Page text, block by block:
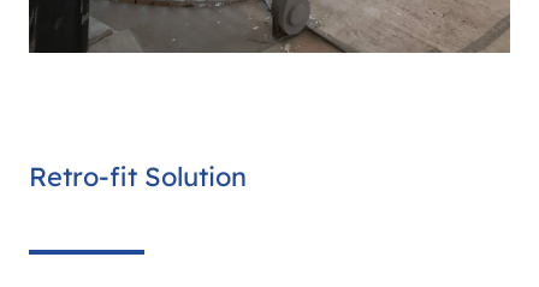
Retro-fit Solution